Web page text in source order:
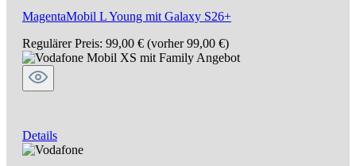
MagentaMobil L Young mit Galaxy S26+
Regulärer Preis: 99,00 € (vorher 99,00 €)
Details